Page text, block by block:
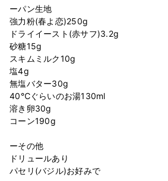
ーパン生地
強力粉(春よ恋)250g
ドライイースト(赤サフ)3.2g
砂糖15g
スキムミルク10g
塩4g
無塩バター30g
40℃ぐらいのお湯130ml
溶き卵30g
コーン190g
ーその他
ドリュールあり